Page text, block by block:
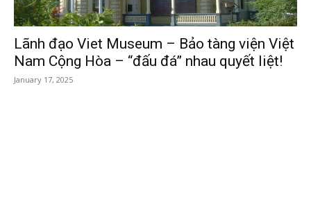
Lãnh đạo Viet Museum – Bảo tàng viện Việt
Nam Cộng Hòa – “đấu đá” nhau quyết liệt!
January 17, 2025